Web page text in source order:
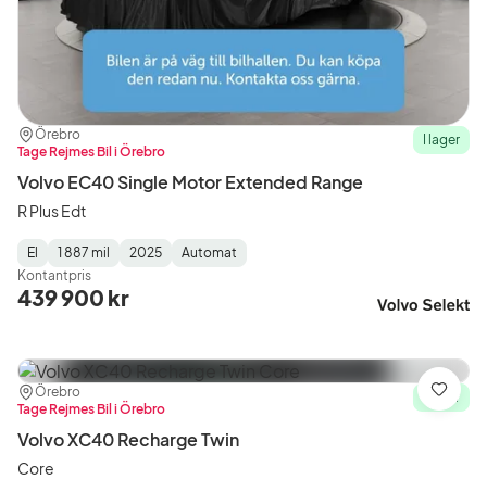
Plats:
Örebro
Återförsäljare:
Tage Rejmes Bil i Örebro
I lager
Volvo EC40 Single Motor Extended Range
R Plus Edt
Fuel
Type:
El
Mätarställning:
1 887 mil
Model
Year:
2025
Gearbox
Type:
Automat
Kontantpris
439 900 kr
Plats:
Örebro
Återförsäljare:
Tage Rejmes Bil i Örebro
I lager
Volvo XC40 Recharge Twin
Core
Spara